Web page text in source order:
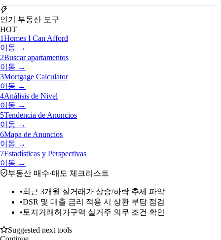
인기 부동산 도구
HOT
1Homes I Can Afford
이동 →
2Buscar apartamentos
이동 →
3Mortgage Calculator
이동 →
4Análisis de Nivel
이동 →
5Tendencia de Anuncios
이동 →
6Mapa de Anuncios
이동 →
7Estadísticas y Perspectivas
이동 →
부동산 매수·매도 체크리스트
•최근 3개월 실거래가 상승/하락 추세 파악
•DSR 및 대출 금리 적용 시 상환 부담 점검
• 토지거래허가구역 실거주 의무 조건 확인
Suggested next tools